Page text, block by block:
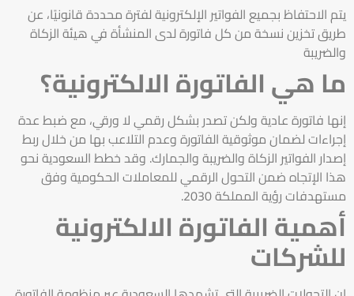
يتم الاحتفاظ بجميع الفواتير الإلكترونية لفترة محددة قانونيًا، عن
طريق تخزين نسخة من كل فاتورة لدى المنشأة في هيئة الزكاة
والضريبة
ما هي الفاتورة الالكترونية؟
إنها فاتورة عادية ولكن تصدر بشكل رقمي لا ورقي، مع ضبط عدة
إجراءات لضمان موثوقية الفاتورة وعدم التلاعب بها من خلال ربط
إصدار الفواتير الزكاة والضريبة والجمارك. وقد خطط السعودية نحو
هذا الإتجاه ضمن التحول الرقمي للمعاملات الحكومية وفق
مستهدفات رؤية المملكة 2030.
أهمية الفاتورة الالكترونية
للشركات